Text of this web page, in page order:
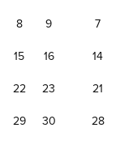
8
9
15
16
22
23
29
30
7
14
21
28
Basen
Plac zabaw